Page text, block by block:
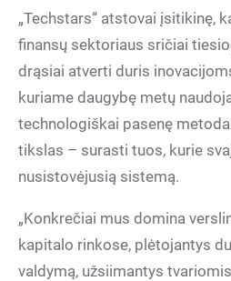
„Techstars“ atstovai įsitikinę,
finansų sektoriaus sričiai
drąsiai atverti duris
kuriame daugybę metų
technologiškai pasenę
tikslas – surasti tuos, kurie
nusistovėjusią sistemą.
„Konkrečiai mus domina
kapitalo rinkose, plėtojantys
valdymą, užsiimantys